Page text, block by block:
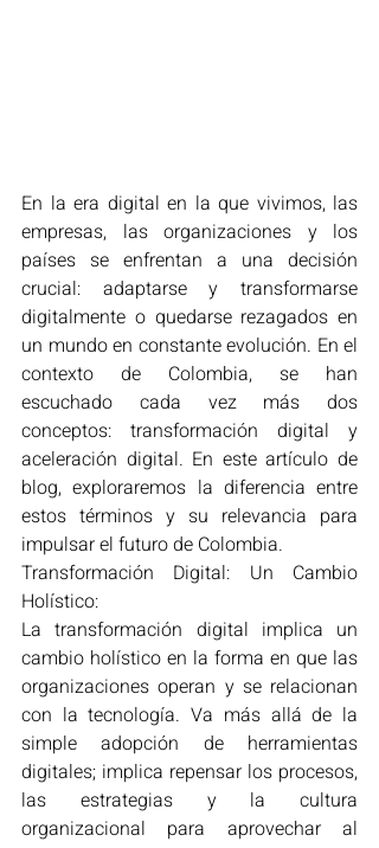
En la era digital en la que vivimos, las
empresas, las organizaciones y los
países se enfrentan a una decisión
crucial: adaptarse y transformarse
digitalmente o quedarse rezagados en
un mundo en constante evolución. En el
contexto de Colombia, se han
escuchado cada vez más dos
conceptos: transformación digital y
aceleración digital. En este artículo de
blog, exploraremos la diferencia entre
estos términos y su relevancia para
impulsar el futuro de Colombia.
Transformación Digital: Un Cambio
Holístico:
La transformación digital implica un
cambio holístico en la forma en que las
organizaciones operan y se relacionan
con la tecnología. Va más allá de la
simple adopción de herramientas
digitales; implica repensar los procesos,
las estrategias y la cultura
organizacional para aprovechar al